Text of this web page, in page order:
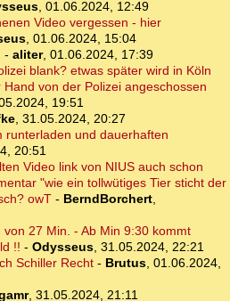
, 01.06.2024, 12:49
Video vergessen - hier
, 01.06.2024, 15:04
- aliter, 01.06.2024, 17:39
blank? etwas später wird in Köln
von der Polizei angeschossen
19:51
, 31.05.2024, 20:27
runterladen und dauerhaften
20:51
Video link von NIUS auch schon
"wie ein tollwütiges Tier sticht der
owT - BerndBorchert,
27 Min. - Ab Min 9:30 kommt
!! - Odysseus, 31.05.2024, 22:21
Schiller Recht- Brutus, 01.06.2024,
, 31.05.2024, 21:11